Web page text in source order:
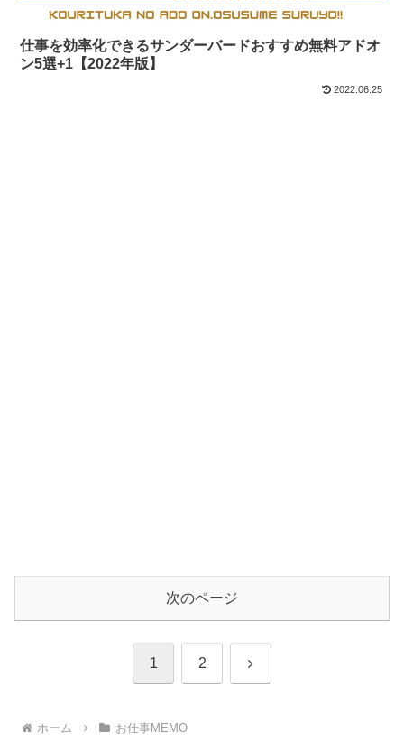
仕事を効率化できるサンダーバードおすすめ無料アドオ
ン5選+1【2022年版】
2022.06.25
次のページ
1 2 次
ホーム お仕事MEMO